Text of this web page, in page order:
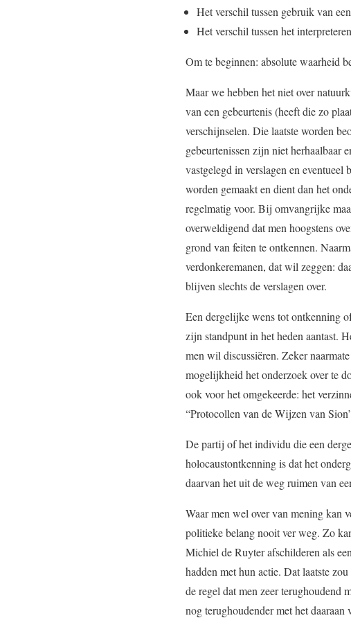
Het verschil tussen gebruik van
Het verschil tussen het
Om te beginnen: absolute waarheid
Maar we hebben het niet over
van een gebeurtenis (heeft die zo
verschijnselen. Die laatste worden
gebeurtenissen zijn niet herhaalbaar
vastgelegd in verslagen en
worden gemaakt en dient dan het
regelmatig voor. Bij omvangrijke
overweldigend dat men hoogstens
grond van feiten te ontkennen.
verdonkeremanen, dat wil zeggen:
blijven slechts de verslagen over.
Een dergelijke wens tot ontkenning
zijn standpunt in het heden aantast.
men wil discussiëren. Zeker
mogelijkheid het onderzoek over te
ook voor het omgekeerde: het
“Protocollen van de Wijzen van
De partij of het individu die een
holocaustontkenning is dat het
daarvan het uit de weg ruimen van
Waar men wel over van mening kan
politieke belang nooit ver weg. Zo
Michiel de Ruyter afschilderen als
hadden met hun actie. Dat laatste
de regel dat men zeer terughoudend
nog terughoudender met het